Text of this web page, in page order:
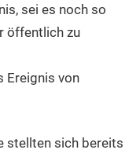
sei es noch so
öffentlich zu
Ereignis von
stellten sich bereits